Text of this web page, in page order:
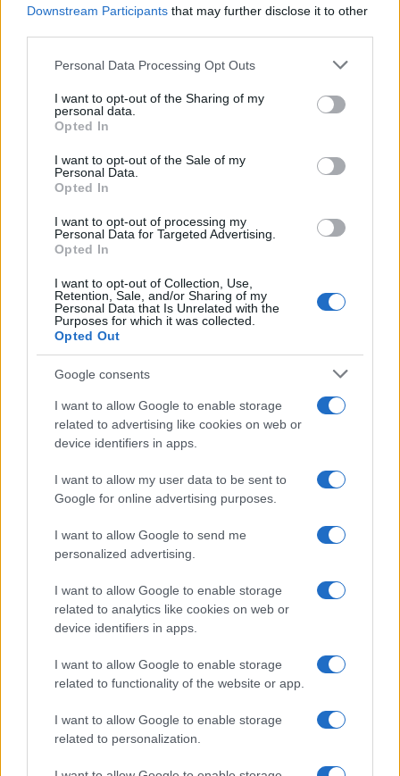
Downstream Participants that may further disclose it to other
Please note that this website/app uses one or more Google
not limited to your visit or usage behaviour. You may click to
grant or deny consent to Google and its third-party tags to
use your data for below specified purposes in below Google
consent section.
Personal Data Processing Opt Outs
I want to opt-out of the Sharing of my
personal data.
Opted In
I want to opt-out of the Sale of my
Personal Data.
Opted In
I want to opt-out of processing my
Personal Data for Targeted Advertising.
Opted In
I want to opt-out of Collection, Use,
Retention, Sale, and/or Sharing of my
Personal Data that Is Unrelated with the
Purposes for which it was collected.
Opted Out
Google consents
I want to allow Google to enable storage
related to advertising like cookies on web or
device identifiers in apps.
I want to allow my user data to be sent to
Google for online advertising purposes.
I want to allow Google to send me
personalized advertising.
I want to allow Google to enable storage
related to analytics like cookies on web or
device identifiers in apps.
I want to allow Google to enable storage
related to functionality of the website or app.
I want to allow Google to enable storage
related to personalization.
Το FIAT 500 Hybrid τώρα από 18.990 ευρώ
και Λεν κόντρα στην Ελλάδα
με τη Βιλερμπάν» - Η
διευκρινιστική ανάρτηση
που έκανε
HELLENiQ ENERGY: Κέρδη 393 εκατ. ευρώ στο α' εξάμηνο –
Στα 734 εκατ. ευρώ τα EBITDA
Viohalco: Αυξημένος κατά
– Στα 446 εκατ. ευρώ τα
EBITDA
1 δισ. ευρώ ως το 2028 για
την Ενέργεια